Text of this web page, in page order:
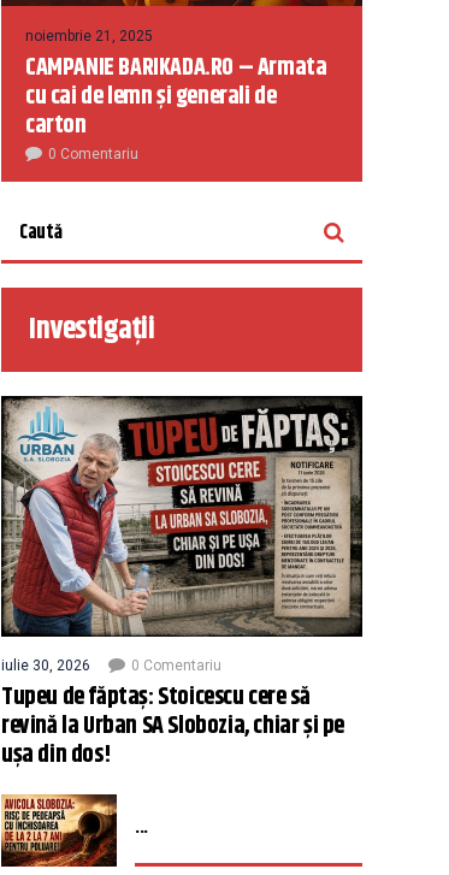
noiembrie 21, 2025
CAMPANIE BARIKADA.RO – Armata
cu cai de lemn și generali de
carton
0 Comentariu
Investigații
iulie 30, 2026 0 Comentariu
Tupeu de făptaș: Stoicescu cere să
revină la Urban SA Slobozia, chiar și pe
ușa din dos!
...